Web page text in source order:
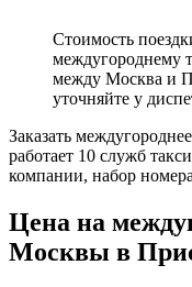
Стоимость
междугороднему
между Москва и
уточняйте у
Заказать
работает 10 служб
компании, набор
Цена на
Москвы в